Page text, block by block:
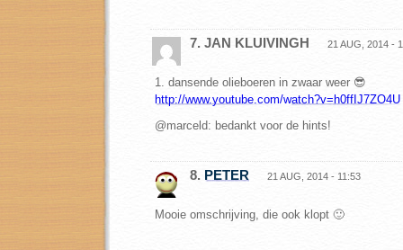
7. JAN KLUIVINGH 21 AUG, 2014 -
1. dansende olieboeren in zwaar weer 😎
http://www.youtube.com/watch?v=h0ffIJ7ZO4U
@marceld: bedankt voor de hints!
8. PETER 21 AUG, 2014 - 11:53
Mooie omschrijving, die ook klopt 🙂